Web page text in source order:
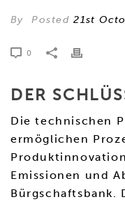
By Posted21st
0
DER
Die technischen
ermöglichen
Emissionen und
Bürgschaftsbank.